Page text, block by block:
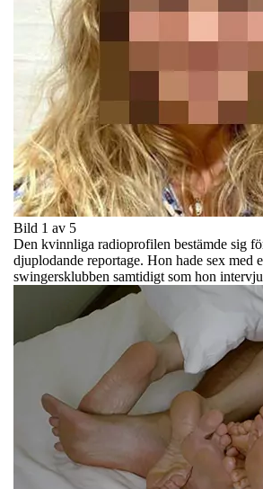
Bild 1 av 5
Den kvinnliga radioprofilen bestämde sig
djuplodande reportage. Hon hade sex med
swingersklubben samtidigt som hon